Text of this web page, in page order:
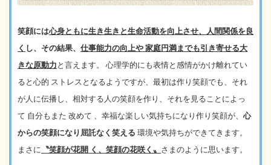
笑顔には心身ともに生き生きと生命活動を向上させ、人間関係を良
く し、その結果、 仕事能力の向上や 家庭円満までも引き寄せる大
きな原動力 と言えます。
心理学的にも表情と感情がかけ離れてい
ると心的 ストレスとなるようですが、最初は作り笑顔でも、それ
が人に伝播し、相対する人の笑顔を作り、それを見るこ と に よ っ
て 自分 も ま た 改めて 幸福な楽 し い気持ちに なり作り笑顔が、心
からの笑顔になり屈託なく笑える 環境や気持ちができてきます。
まさに
〝笑顔が花開 く、笑顔の花咲く〟 さまのように思います。